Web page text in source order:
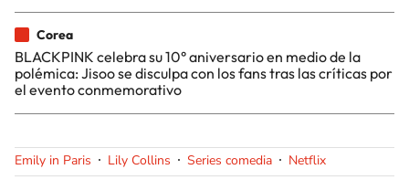
Corea
BLACKPINK celebra su 10° aniversario en medio de la
polémica: Jisoo se disculpa con los fans tras las críticas por
el evento conmemorativo
Emily in Paris Lily Collins Series comedia Netflix